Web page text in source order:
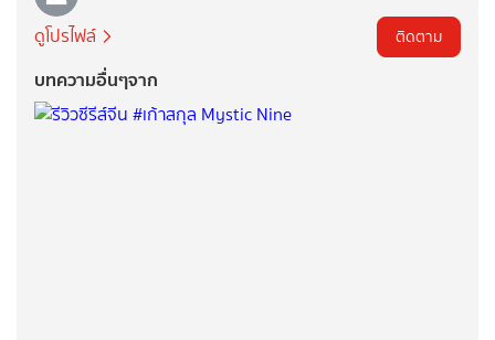
ดูโปรไฟล์ ติดตาม
บทความอื่นๆจาก